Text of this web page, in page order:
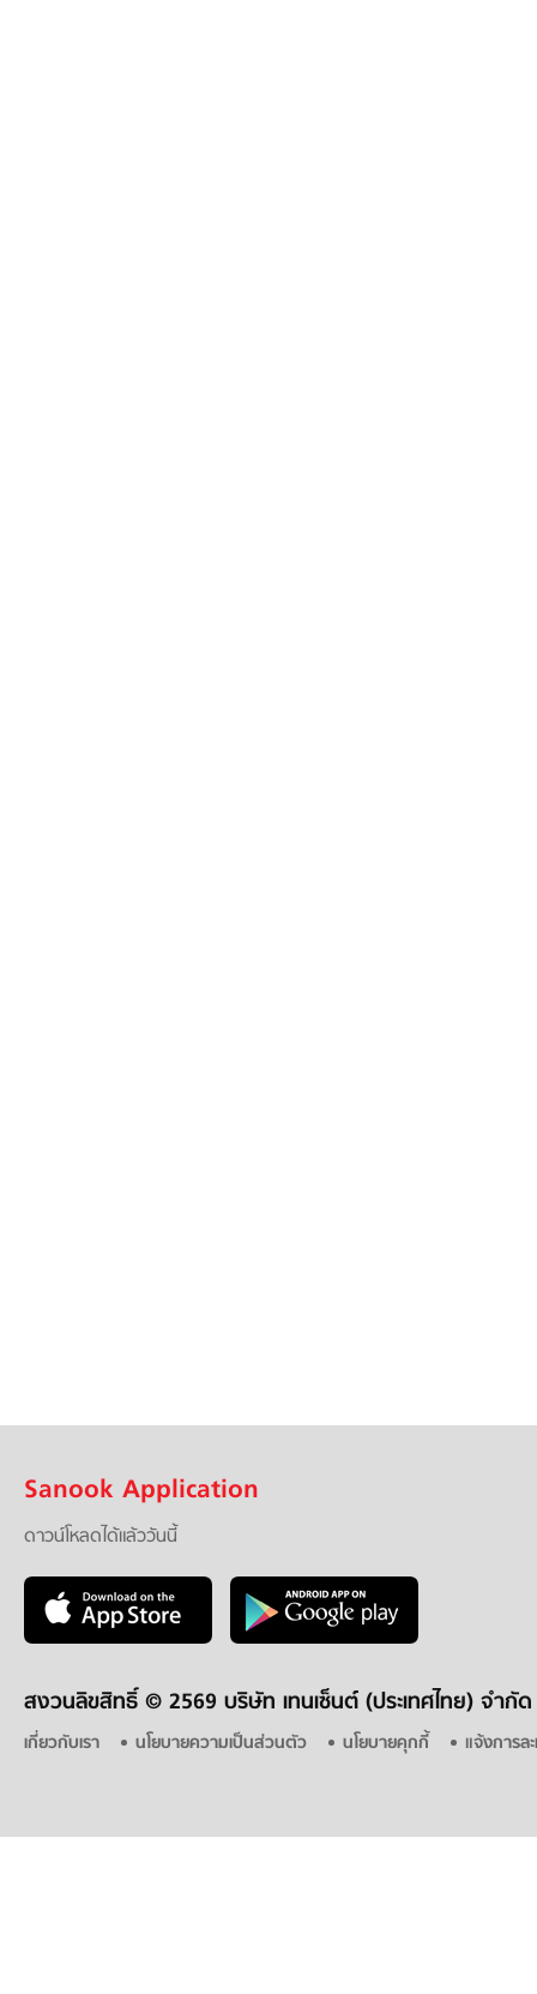
Sanook Application
ดาวน์โหลดได้แล้ววันนี้
สงวนลิขสิทธิ์ © 2569 บริษัท เทนเซ็นต์ (ประเทศไทย) จำกัด
เกี่ยวกับเรา นโยบายความเป็นส่วนตัว นโยบายคุกกี้ แจ้งการล